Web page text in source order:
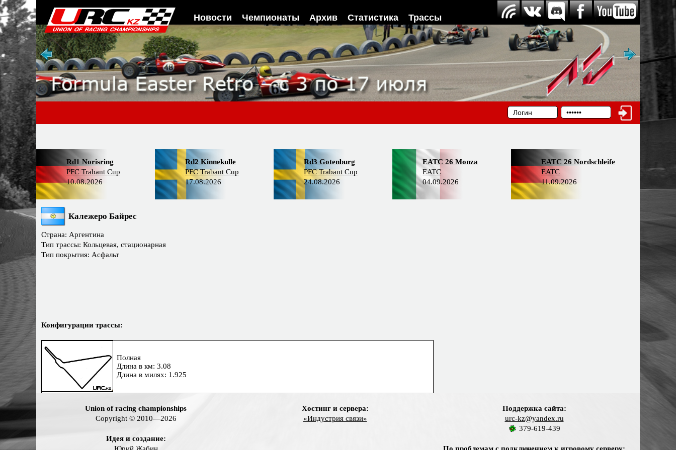
Новости Чемпионаты Архив Статистика Трассы
Rd1 Norisring
PFC Trabant Cup
10.08.2026
Rd2 Kinnekulle
PFC Trabant Cup
17.08.2026
Rd3 Gotenburg
PFC Trabant Cup
24.08.2026
EATC 26 Monza
EATC
04.09.2026
EATC 26 Nordschleife
EATC
11.09.2026
Калежеро Байрес
Страна: Аргентина
Тип трассы: Кольцевая, стационарная
Тип покрытия: Асфальт
Конфигурации трассы:
Полная
Длина в км: 3.08
Длина в милях: 1.925
Union of racing championships
Copyright © 2010—2026
Идея и создание:
Хостинг и сервера:
«Индустрия связи»
Поддержка сайта:
urc-kz@yandex.ru
379-619-439